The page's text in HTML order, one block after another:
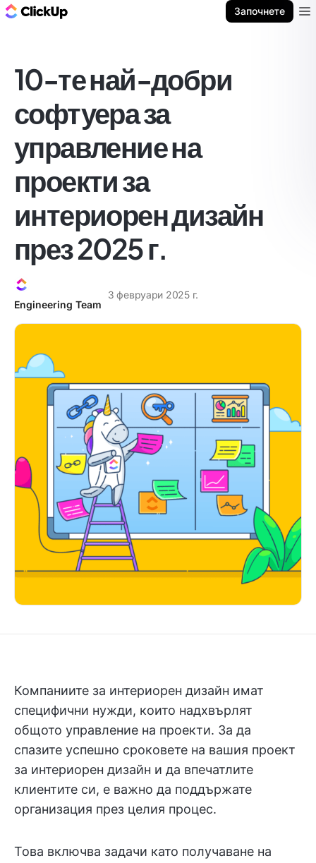
Започнете
10-те най-добри
софтуера за
управление на
проекти за
интериорен дизайн
през 2025 г.
Engineering Team
3 февруари 2025 г.
Компаниите за интериорен дизайн имат
специфични нужди, които надхвърлят
общото управление на проекти. За да
спазите успешно сроковете на вашия проект
за интериорен дизайн и да впечатлите
клиентите си, е важно да поддържате
организация през целия процес.
Това включва задачи като получаване на